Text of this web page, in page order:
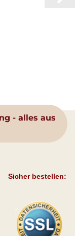
- alles aus
Sicher bestellen: